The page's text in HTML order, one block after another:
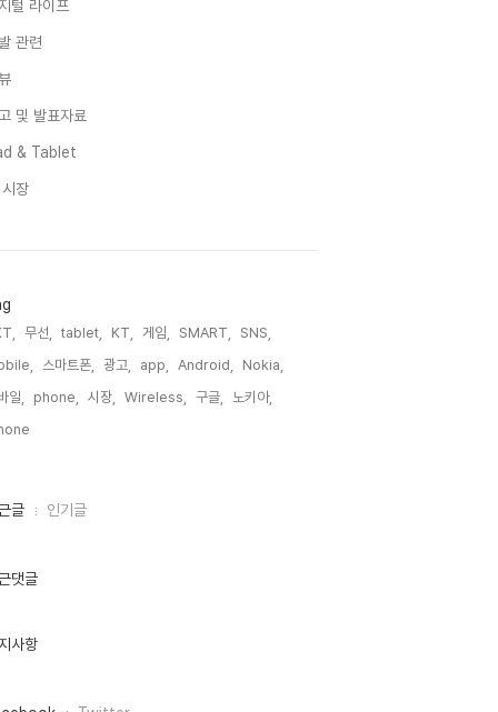
털 라이프
관련
및 발표자료
& Tablet
장
무선, tablet, KT, 게임, SMART,
SNS,
스마트폰, 광고, app, Android,
Nokia,
일,
phone, 시장, Wireless, 구글,
노키아,
글 인기글
댓글
사항